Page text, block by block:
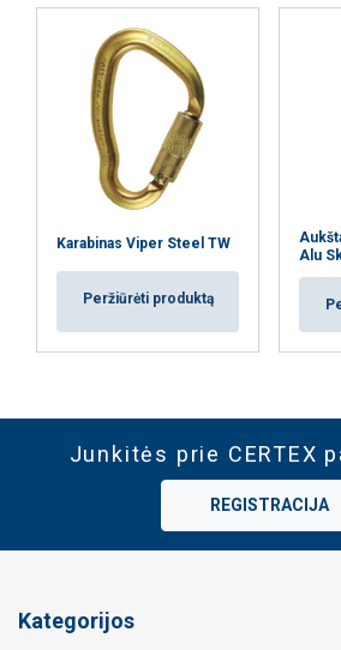
Karabinas Viper Steel TW
Peržiūrėti produktą
Alu
Junkitės prie CERTEX
REGISTRACIJA
Kategorijos